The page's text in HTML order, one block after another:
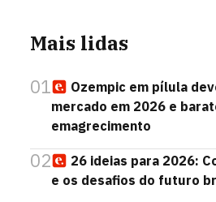
Mais lidas
01
Ozempic em pílula
mercado em 2026 e
emagrecimento
02
26 ideias para 2026:
e os desafios do futuro